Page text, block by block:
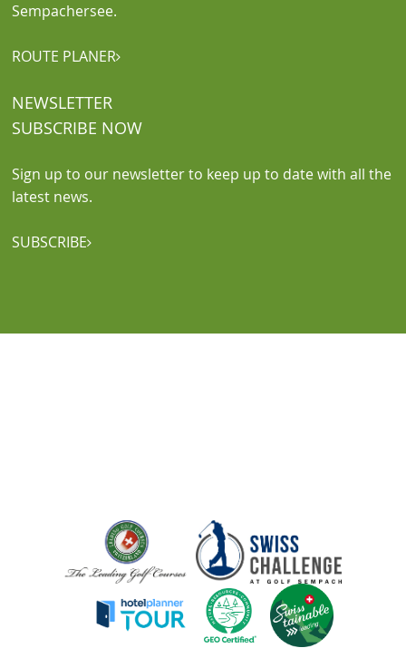
Sempachersee.
ROUTE PLANER
NEWSLETTER
SUBSCRIBE NOW
Sign up to our newsletter to keep up to date with all the
latest news.
SUBSCRIBE